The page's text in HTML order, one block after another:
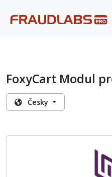
FoxyCart Modul
Česky